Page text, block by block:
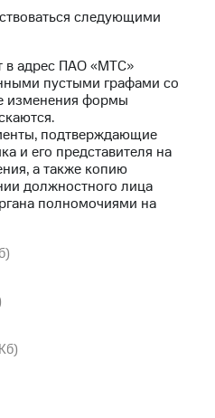
следующими
в адрес ПАО «МТС»
пустыми графами со
изменения формы
подтверждающие
и его представителя на
а также копию
должностного лица
полномочиями на